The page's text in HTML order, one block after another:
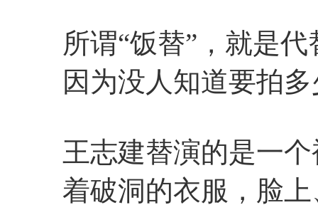
所谓“饭替”，就是
因为没人知道要拍
王志建替演的是一
着破洞的衣服，脸